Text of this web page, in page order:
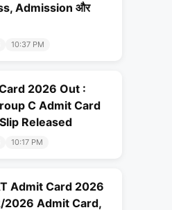
Admission और
10:37 PM
2026 Out :
C Admit Card
Released
10:17 PM
Admit Card 2026
2026 Admit Card,